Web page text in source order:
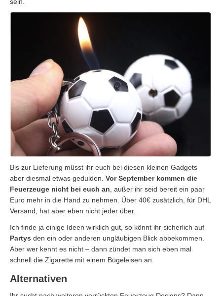
Bis zur Lieferung müsst ihr euch bei diesen kleinen Gadgets
aber diesmal etwas gedulden. Vor September kommen die
Feuerzeuge nicht bei euch an , außer ihr seid bereit ein paar
Euro mehr in die Hand zu nehmen. Über 40€ zusätzlich, für DHL
Versand, hat aber eben nicht jeder über.
Ich finde ja einige Ideen wirklich gut, so könnt ihr sicherlich auf
Partys den ein oder anderen ungläubigen Blick abbekommen.
Aber wer kennt es nicht – dann zündet man sich eben mal
schnell die Zigarette mit einem Bügeleisen an.
Alternativen